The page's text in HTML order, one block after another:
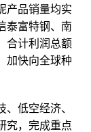
产品销量均实
泰富特钢、南
合计利润总额
加快向全球种
低空经济、
究，完成重点